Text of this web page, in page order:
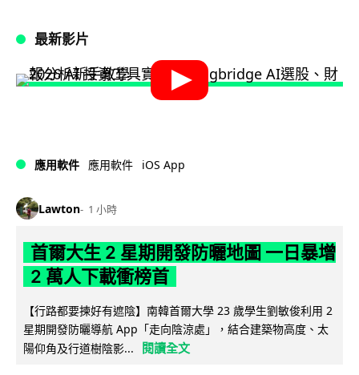
最新影片
應用軟件 應用軟件 iOS App
Lawton 1 小時
首爾大生 2 星期開發防曬地圖 一日暴增
2 萬人下載衝榜首
【行路都要揀好有遮陰】南韓首爾大學 23 歲學生劉敏俊利用 2
星期開發防曬導航 App「走向陰涼處」，結合建築物高度、太
陽仰角及行道樹陰影...
閱讀全文